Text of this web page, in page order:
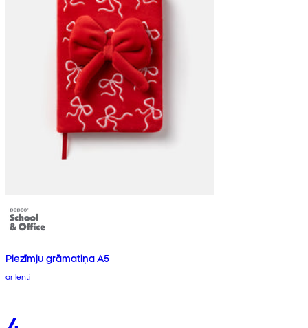
Piezīmju grāmatiņa A5
ar lenti